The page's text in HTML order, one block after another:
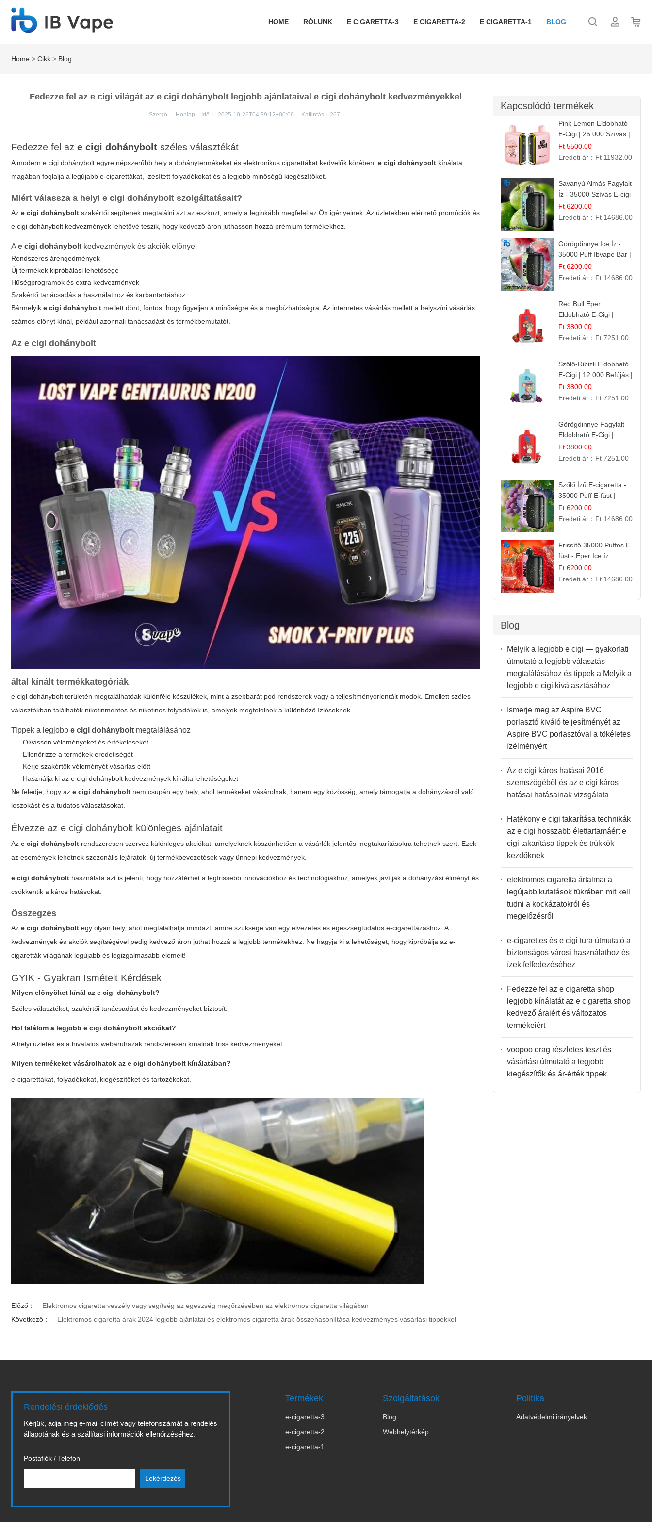
HOME RÓLUNK E CIGARETTA-3 E CIGARETTA-2 E CIGARETTA-1 BLOG
Home >Cikk > Blog
Fedezze fel az e cigi világát az e cigi dohánybolt legjobb ajánlataival e cigi dohánybolt kedvezményekkel
Szerző： Honlap Idő： 2025-10-26T04:39:12+00:00 Kattintás：267
Fedezze fel aze cigi dohánybolt széles választékát
A moderne cigi dohánybolt egyre népszerűbb hely a dohánytermékeket és elektronikus cigarettákat kedvelők körében.e cigi dohánybolt kínálata
magában foglalja a legújabb e-cigarettákat, ízesített folyadékokat és a legjobb minőségű kiegészítőket.
Miért válassza a helyie cigi dohánybolt szolgáltatásait?
Aze cigi dohánybolt szakértői segítenek megtalálni azt az eszközt, amely a leginkább megfelel az Ön igényeinek. Az üzletekben elérhető promóciók és
e cigi dohánybolt kedvezmények lehetővé teszik, hogy kedvező áron juthasson hozzá prémium termékekhez.
Ae cigi dohánybolt kedvezmények és akciók előnyei
Rendszeres árengedmények
Új termékek kipróbálási lehetősége
Hűségprogramok és extra kedvezmények
Szakértő tanácsadás a használathoz és karbantartáshoz
Bármelyike cigi dohánybolt mellett dönt, fontos, hogy figyeljen a minőségre és a megbízhatóságra. Az internetes vásárlás mellett a helyszíni vásárlás
számos előnyt kínál, például azonnali tanácsadást és termékbemutatót.
Aze cigi dohánybolt
által kínált termékkategóriák
e cigi dohánybolt területén megtalálhatóak különféle készülékek, mint a zsebbarát pod rendszerek vagy a teljesítményorientált modok. Emellett széles
választékban találhatók nikotinmentes és nikotinos folyadékok is, amelyek megfelelnek a különböző ízléseknek.
Tippek a legjobbe cigi dohánybolt megtalálásához
Olvasson véleményeket és értékeléseket
Ellenőrizze a termékek eredetiségét
Kérje szakértők véleményét vásárlás előtt
Használja ki aze cigi dohánybolt kedvezmények kínálta lehetőségeket
Ne feledje, hogy aze cigi dohánybolt nem csupán egy hely, ahol termékeket vásárolnak, hanem egy közösség, amely támogatja a dohányzásról való
leszokást és a tudatos választásokat.
Élvezze aze cigi dohánybolt különleges ajánlatait
Aze cigi dohánybolt rendszeresen szervez különleges akciókat, amelyeknek köszönhetően a vásárlók jelentős megtakarításokra tehetnek szert. Ezek
az események lehetnek szezonális lejáratok, új termékbevezetések vagy ünnepi kedvezmények.
e cigi dohánybolt használata azt is jelenti, hogy hozzáférhet a legfrissebb innovációkhoz és technológiákhoz, amelyek javítják a dohányzási élményt és
csökkentik a káros hatásokat.
Összegzés
Aze cigi dohánybolt egy olyan hely, ahol megtalálhatja mindazt, amire szüksége van egy élvezetes és egészségtudatos e-cigarettázáshoz. A
kedvezmények és akciók segítségével pedig kedvező áron juthat hozzá a legjobb termékekhez. Ne hagyja ki a lehetőséget, hogy kipróbálja az e-
cigaretták világának legújabb és legizgalmasabb elemeit!
GYIK - Gyakran Ismételt Kérdések
Milyen előnyöket kínál aze cigi dohánybolt?
Széles választékot, szakértői tanácsadást és kedvezményeket biztosít.
Hol találom a legjobbe cigi dohánybolt akciókat?
A helyi üzletek és a hivatalos webáruházak rendszeresen kínálnak friss kedvezményeket.
Milyen termékeket vásárolhatok aze cigi dohánybolt kínálatában?
e-cigarettákat, folyadékokat, kiegészítőket és tartozékokat.
Előző：
Elektromos cigaretta veszély vagy segítség az egészség megőrzésében az elektromos cigaretta világában
Következő：
Elektromos cigaretta árak 2024 legjobb ajánlatai és elektromos cigaretta árak összehasonlítása kedvezményes vásárlási tippekkel
Kapcsolódó termékek
Pink Lemon Eldobható
E-Cigi | 25.000 Szívás |
Rózsaszín Citrom Íz
Ft 5500.00
Eredeti ár： Ft 11932.00
Savanyú Almás Fagylalt
Íz - 35000 Szívás E-cigi
Ft 6200.00
Eredeti ár： Ft 14686.00
Görögdinnye Ice Íz -
35000 Puff Ibvape Bar |
Frissítő Mentolos
Élmény!
Ft 6200.00
Eredeti ár： Ft 14686.00
Red Bull Eper
Eldobható E-Cigi |
Energiaital Íz | Készülék
Használat
Ft 3800.00
Eredeti ár： Ft 7251.00
Szőlő-Ribizli Eldobható
E-Cigi | 12.000 Befújás |
Friss Gyümölcs Íz
Ft 3800.00
Eredeti ár： Ft 7251.00
Görögdinnye Fagylalt
Eldobható E-Cigi |
12.000 Szívás | Édes
Vízidín Íz
Ft 3800.00
Eredeti ár： Ft 7251.00
Szőlő Ízű E-cigaretta -
35000 Puff E-füst |
Intenzív
Gyümölcsélmény!
Ft 6200.00
Eredeti ár： Ft 14686.00
Frissítő 35000 Puffos E-
füst - Eper Ice íz
Ft 6200.00
Eredeti ár： Ft 14686.00
Blog
Melyik a legjobb e cigi — gyakorlati
útmutató a legjobb választás
megtalálásához és tippek a Melyik a
legjobb e cigi kiválasztásához
Ismerje meg az Aspire BVC
porlasztó kiváló teljesítményét az
Aspire BVC porlasztóval a tökéletes
ízélményért
Az e cigi káros hatásai 2016
szemszögéből és az e cigi káros
hatásai hatásainak vizsgálata
Hatékony e cigi takarítása technikák
az e cigi hosszabb élettartamáért e
cigi takarítása tippek és trükkök
kezdőknek
elektromos cigaretta ártalmai a
legújabb kutatások tükrében mit kell
tudni a kockázatokról és
megelőzésről
e-cigarettes és e cigi tura útmutató a
biztonságos városi használathoz és
ízek felfedezéséhez
Fedezze fel az e cigaretta shop
legjobb kínálatát az e cigaretta shop
kedvező áraiért és változatos
termékeiért
voopoo drag részletes teszt és
vásárlási útmutató a legjobb
kiegészítők és ár-érték tippek
Rendelési érdeklődés
Kérjük, adja meg e-mail címét vagy telefonszámát a rendelés
állapotának és a szállítási információk ellenőrzéséhez.
Postafiók / Telefon
Termékek
e-cigaretta-3
e-cigaretta-2
e-cigaretta-1
Szolgáltatások
Blog
Webhelytérkép
Politika
Adatvédelmi irányelvek